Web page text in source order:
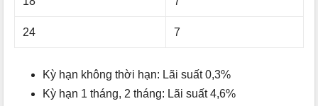
24 7
Kỳ hạn không thời hạn: Lãi suất 0,3%
Kỳ hạn 1 tháng, 2 tháng: Lãi suất 4,6%